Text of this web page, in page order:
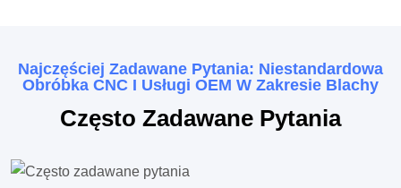
Najczęściej Zadawane Pytania: Niestandardowa
Obróbka CNC I Usługi OEM W Zakresie Blachy
Często Zadawane Pytania